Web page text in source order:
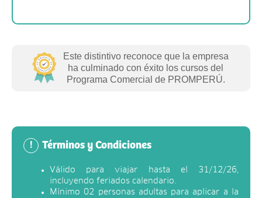
Este distintivo reconoce que la empresa
ha culminado con éxito los cursos del
Programa Comercial de PROMPERÚ.
! Términos y Condiciones
Válido para viajar hasta el 31/12/26,
incluyendo feriados calendario.
Mínimo 02 personas adultas para aplicar a la